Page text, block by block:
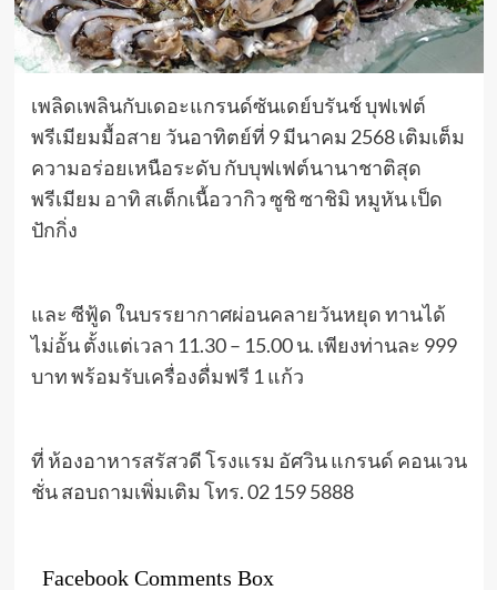
เพลิดเพลินกับเดอะแกรนด์ซันเดย์บรันช์ บุฟเฟต์
พรีเมียมมื้อสาย วันอาทิตย์ที่ 9 มีนาคม 2568 เติมเต็ม
ความอร่อยเหนือระดับ กับบุฟเฟต์นานาชาติสุด
พรีเมียม อาทิ สเต็กเนื้อวากิว ซูชิ ซาชิมิ หมูหัน เป็ด
ปักกิ่ง
และ ซีฟู้ด ในบรรยากาศผ่อนคลายวันหยุด ทานได้
ไม่อั้น ตั้งแต่เวลา 11.30 – 15.00 น. เพียงท่านละ 999
บาท พร้อมรับเครื่องดื่มฟรี 1 แก้ว
ที่ ห้องอาหารสรัสวดี โรงแรม อัศวิน แกรนด์ คอนเวน
ชั่น สอบถามเพิ่มเติม โทร. 02 159 5888
Facebook Comments Box